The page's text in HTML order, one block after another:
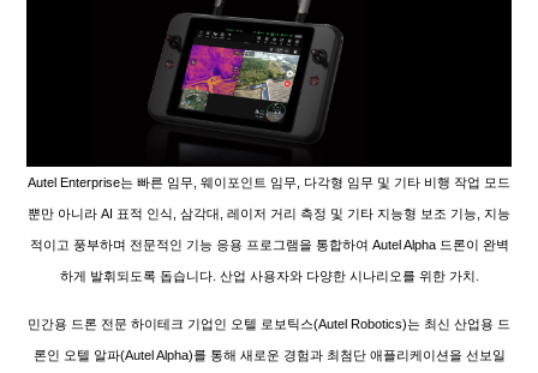
Autel Enterprise는 빠른 임무, 웨이포인트 임무, 다각형 임무 및 기타 비행 작업 모드
뿐만 아니라 AI 표적 인식, 삼각대, 레이저 거리 측정 및 기타 지능형 보조 기능, 지능
적이고 풍부하며 전문적인 기능 응용 프로그램을 통합하여 Autel Alpha 드론이 완벽
하게 발휘되도록 돕습니다. 산업 사용자와 다양한 시나리오를 위한 가치.
민간용 드론 전문 하이테크 기업인 오텔 로보틱스(Autel Robotics)는 최신 산업용 드
론인 오텔 알파(Autel Alpha)를 통해 새로운 경험과 최첨단 애플리케이션을 선보일